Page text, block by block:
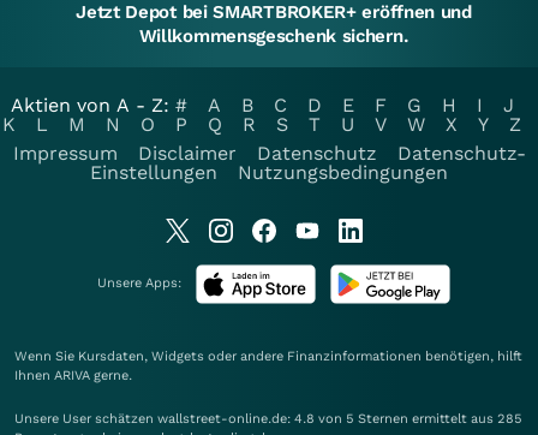
Jetzt Depot bei SMARTBROKER+ eröffnen und
Willkommensgeschenk sichern.
Aktien von A - Z: # A B C D E F G H I
J
K
L M N O P Q R S T U V W X Y
Z
Impressum
Disclaimer Datenschutz
Datenschutz-
Einstellungen
Nutzungsbedingungen
Unsere Apps:
Wenn Sie Kursdaten, Widgets oder andere Finanzinformationen benötigen, hilft
Ihnen ARIVA gerne.
Unsere User schätzen wallstreet-online.de: 4.8 von 5 Sternen ermittelt aus 285